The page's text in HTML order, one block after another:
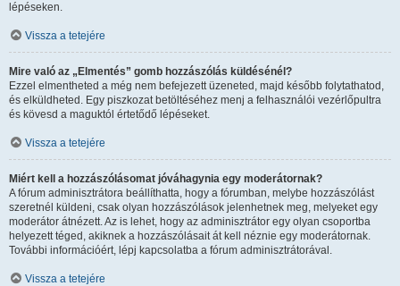
lépéseken.
Vissza a tetejére
Mire való az „Elmentés” gomb hozzászólás küldésénél?
Ezzel elmentheted a még nem befejezett üzeneted, majd később folytathatod,
és elküldheted. Egy piszkozat betöltéséhez menj a felhasználói vezérlőpultra
és kövesd a maguktól értetődő lépéseket.
Vissza a tetejére
Miért kell a hozzászólásomat jóváhagynia egy moderátornak?
A fórum adminisztrátora beállíthatta, hogy a fórumban, melybe hozzászólást
szeretnél küldeni, csak olyan hozzászólások jelenhetnek meg, melyeket egy
moderátor átnézett. Az is lehet, hogy az adminisztrátor egy olyan csoportba
helyezett téged, akiknek a hozzászólásait át kell néznie egy moderátornak.
További információért, lépj kapcsolatba a fórum adminisztrátorával.
Vissza a tetejére